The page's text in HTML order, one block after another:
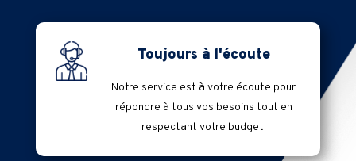
Toujours à l'écoute
Notre service est à votre écoute pour
répondre à tous vos besoins tout en
respectant votre budget.